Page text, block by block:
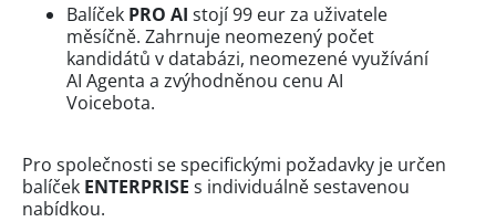
Balíček PRO AI stojí 99 eur za uživatele
měsíčně. Zahrnuje neomezený počet
kandidátů v databázi, neomezené využívání
AI Agenta a zvýhodněnou cenu AI
Voicebota.
Pro společnosti se specifickými požadavky je určen
balíček ENTERPRISE s individuálně sestavenou
nabídkou.